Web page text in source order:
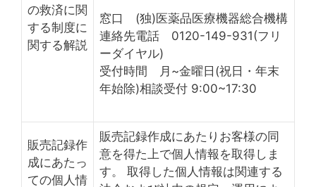
の救済に関
する制度に
関する解説
窓口 (独)医薬品医療機器総合機構
連絡先電話 0120-149-931(フリ
ーダイヤル)
受付時間 月~金曜日(祝日・年末
年始除)相談受付 9:00~17:30
販売記録作
成にあたっ
ての個人情
販売記録作成にあたりお客様の同
意を得た上で個人情報を取得しま
す。 取得した個人情報は関連する